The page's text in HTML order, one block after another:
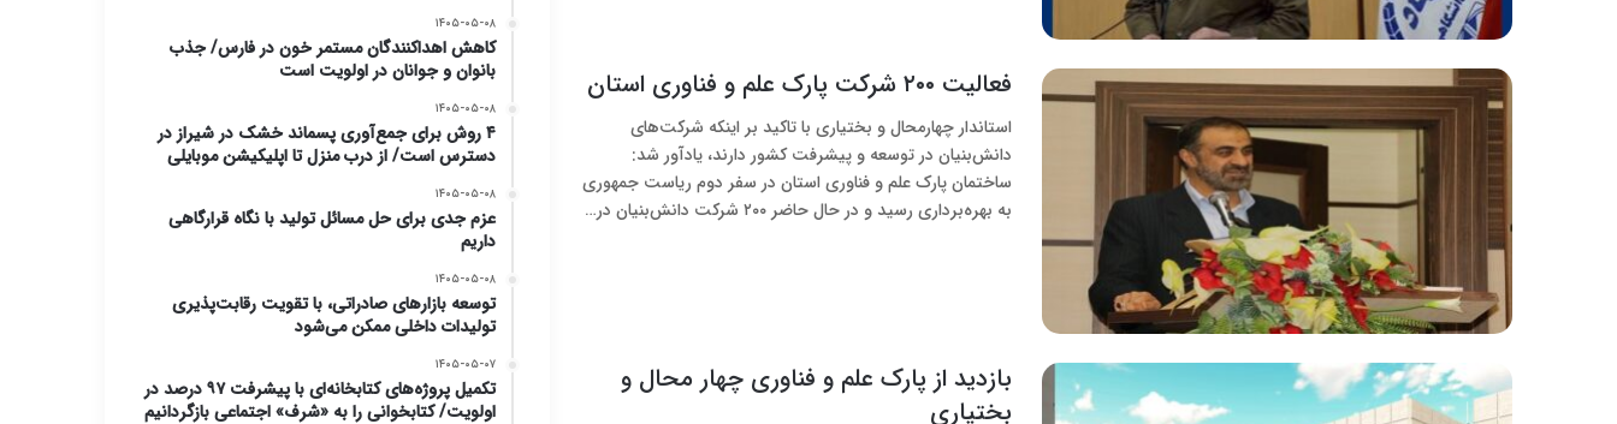
فعالیت ۲۰۰ شرکت پارک علم و فناوری استان
استاندار چهارمحال و بختیاری با تاکید بر اینکه شرکت‌های
دانش‌بنیان در توسعه و پیشرفت کشور دارند، یادآور شد:
ساختمان پارک علم و فناوری استان در سفر دوم ریاست جمهوری
به بهره‌برداری رسید و در حال حاضر ۲۰۰ شرکت دانش‌بنیان در…
بازدید از پارک علم و فناوری چهار محال و
بختیاری
۱۴۰۵-۰۵-۰۸
کاهش اهداکنندگان مستمر خون در فارس/ جذب
بانوان و جوانان در اولویت است
۱۴۰۵-۰۵-۰۸
۴ روش برای جمع‌آوری پسماند خشک در شیراز در
دسترس است/ از درب منزل تا اپلیکیشن موبایلی
۱۴۰۵-۰۵-۰۸
عزم جدی برای حل مسائل تولید با نگاه قرارگاهی
داریم
۱۴۰۵-۰۵-۰۸
توسعه بازارهای صادراتی، با تقویت رقابت‌پذیری
تولیدات داخلی ممکن می‌شود
۱۴۰۵-۰۵-۰۷
تکمیل پروژه‌های کتابخانه‌ای با پیشرفت ۹۷ درصد در
اولویت/ کتابخوانی را به «شرف» اجتماعی بازگردانیم